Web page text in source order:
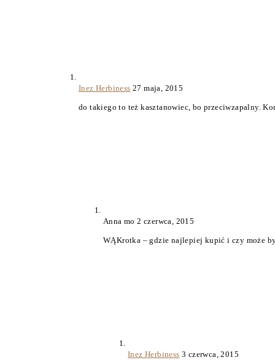
Inez Herbiness 27 maja, 2015
do takiego to też kasztanowiec, bo przeciwzapalny.
Anna mo2 czerwca, 2015
WĄKrotka – gdzie najlepiej kupić i czy może
Inez Herbiness 3 czerwca, 2015